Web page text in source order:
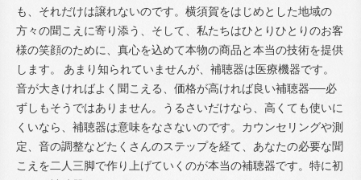
も、それだけは譲れないのです。横須賀をはじめとした地域の
方々の聞こえに寄り添う、そして、私たちはひとりひとりのお客
様の笑顔のために、真心を込めて本物の商品と本当の技術を提供
します。 あまり知られていませんが、補聴器は医療機器です。
音が大きければよく聞こえる、価格が高ければ良い補聴器──必
ずしもそうではありません。うるさいだけなら、高くても使いに
くいなら、補聴器は意味をなさないのです。カウンセリングや測
定、音の調整などたくさんのステップを経て、あなたの必要な聞
こえを二人三脚で作り上げていくのが本当の補聴器です。特に初